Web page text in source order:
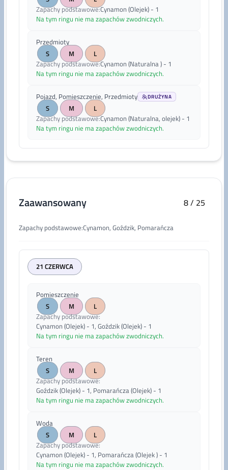
Zapachy podstawowe:Cynamon (Olejek) - 1
Na tym ringu nie ma zapachów zwodniczych.
Przedmioty
S
M
L
Zapachy podstawowe:Cynamon (Naturalna ) - 1
Na tym ringu nie ma zapachów zwodniczych.
Pojazd, Pomieszczenie, Przedmioty DRUŻYNA
S M
L
Zapachy podstawowe:Cynamon (Naturalna, olejek) - 1
Na tym ringu nie ma zapachów zwodniczych.
Zaawansowany 8/ 25
Zapachy podstawowe:Cynamon, Goździk, Pomarańcza
21 CZERWCA
Pomieszczenie
S
M
L
Zapachy podstawowe:
Cynamon (Olejek) - 1, Goździk (Olejek) - 1
Na tym ringu nie ma zapachów zwodniczych.
Teren
S
M
L
Zapachy podstawowe:
Goździk (Olejek) - 1, Pomarańcza (Olejek) - 1
Na tym ringu nie ma zapachów zwodniczych.
Woda
S
M
L
Zapachy podstawowe:
Cynamon (Olejek) - 1, Pomarańcza (Olejek ) - 1
Na tym ringu nie ma zapachów zwodniczych.